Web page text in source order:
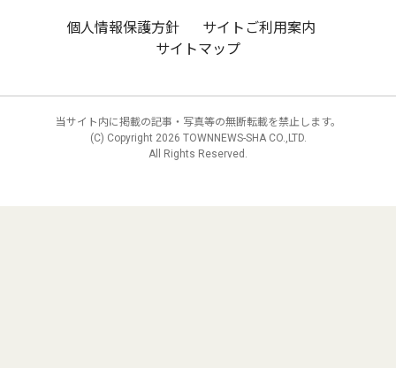
個人情報保護方針
サイトご利用案内
サイトマップ
当サイト内に掲載の記事・写真等の無断転載を禁止します。
(C) Copyright 2026 TOWNNEWS-SHA CO.,LTD.
All Rights Reserved.